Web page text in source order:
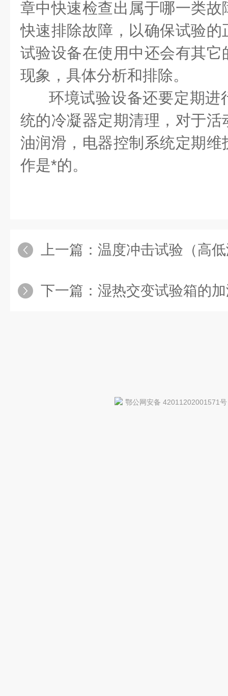
章中快速检查出属于哪一类
快速排除故障，以确保试验
试验设备在使用中还会有其
现象，具体分析和排除。
环境试验设备还要定期进
统的冷凝器定期清理，对于
油润滑，电器控制系统定期
作是*的。
上一篇： 温度冲击试验（高低温冲击试验）和温
下一篇： 湿热交变试验箱的
鄂公网安备 42011202001571号